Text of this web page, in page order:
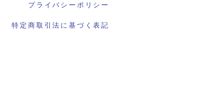
プライバシーポリシー
特定商取引法に基づく表記